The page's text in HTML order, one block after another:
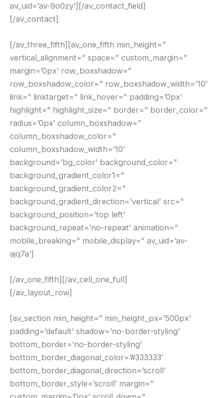
av_uid=’av-9o0zy’][/av_contact_field]
[/av_contact]
[/av_three_fifth][av_one_fifth min_height=”
vertical_alignment=” space=” custom_margin=”
margin=’0px’ row_boxshadow=”
row_boxshadow_color=” row_boxshadow_width=’10’
link=” linktarget=” link_hover=” padding=’0px’
highlight=” highlight_size=” border=” border_color=”
radius=’0px’ column_boxshadow=”
column_boxshadow_color=”
column_boxshadow_width=’10’
background=’bg_color’ background_color=”
background_gradient_color1=”
background_gradient_color2=”
background_gradient_direction=’vertical’ src=”
background_position=’top left’
background_repeat=’no-repeat’ animation=”
mobile_breaking=” mobile_display=” av_uid=’av-
ajq7a’]
[/av_one_fifth][/av_cell_one_full]
[/av_layout_row]
[av_section min_height=” min_height_px=’500px’
padding=’default’ shadow=’no-border-styling’
bottom_border=’no-border-styling’
bottom_border_diagonal_color=’#333333′
bottom_border_diagonal_direction=’scroll’
bottom_border_style=’scroll’ margin=”